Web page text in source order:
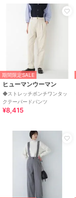
期間限定SALE
ヒューマンウーマン
◆ストレッチポンチワンタッ
クテーパードパンツ
¥8,415